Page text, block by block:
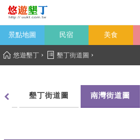
景點地圖 民宿 美食
悠遊墾丁 › 墾丁街道圖 ›
墾丁街道圖 南灣街道圖